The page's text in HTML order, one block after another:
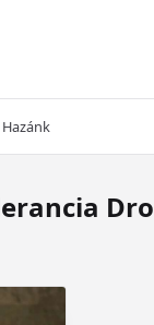
Hazánk